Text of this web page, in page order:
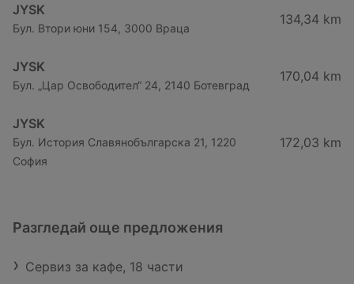
JYSK
Бул. Втори юни 154, 3000 Враца
134,34 km
JYSK
Бул. „Цар Освободител“ 24, 2140 Ботевград
170,04 km
JYSK
Бул. История Славянобългарска 21, 1220
София
172,03 km
Разгледай още предложения
Сервиз за кафе, 18 части